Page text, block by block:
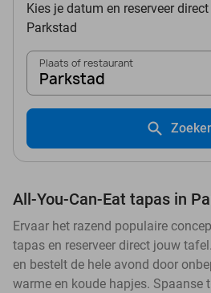
Kies je datum en reserveer
Parkstad
Plaats of restaurant
Parkstad
All-You-Can-Eat tapas in
Ervaar het razend populaire
tapas en reserveer direct jouw
en bestelt de hele avond door
warme en koude hapjes. Spaanse